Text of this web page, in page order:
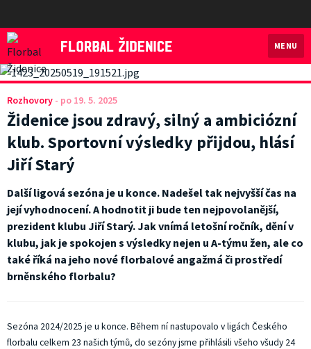
Florbal Židenice
MENU
Rozhovory - po 19. 5. 2025
Židenice jsou zdravý, silný a ambiciózní
klub. Sportovní výsledky přijdou, hlásí
Jiří Starý
Další ligová sezóna je u konce. Nadešel tak nejvyšší čas na
její vyhodnocení. A hodnotit ji bude ten nejpovolanější,
prezident klubu Jiří Starý. Jak vnímá letošní ročník, dění v
klubu, jak je spokojen s výsledky nejen u A-týmu žen, ale co
také říká na jeho nové florbalové angažmá či prostředí
brněnského florbalu?
Sezóna 2024/2025 je u konce. Během ní nastupovalo v ligách Českého
florbalu celkem 23 našich týmů, do sezóny jsme přihlásili všeho všudy 24